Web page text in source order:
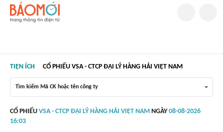
TIỆN ÍCH CỔ PHIẾU VSA - CTCP ĐẠI LÝ HÀNG HẢI VIỆT NAM
Tìm kiếm Mã CK hoặc tên công ty
CỔ PHIẾU VSA - CTCP ĐẠI LÝ HÀNG HẢI VIỆT NAM NGÀY 08-08-2026
16:03